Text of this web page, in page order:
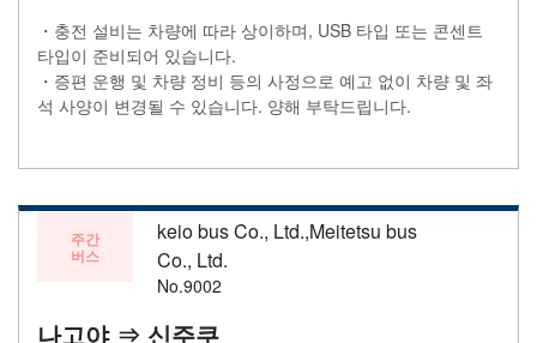
・충전 설비는 차량에 따라 상이하며, USB 타입 또는 콘센트
타입이 준비되어 있습니다.
・증편 운행 및 차량 정비 등의 사정으로 예고 없이 차량 및 좌
석 사양이 변경될 수 있습니다. 양해 부탁드립니다.
주간
버스
keio bus Co., Ltd.,Meitetsu bus
Co., Ltd.
No.9002
나고야 ⇒ 신주쿠